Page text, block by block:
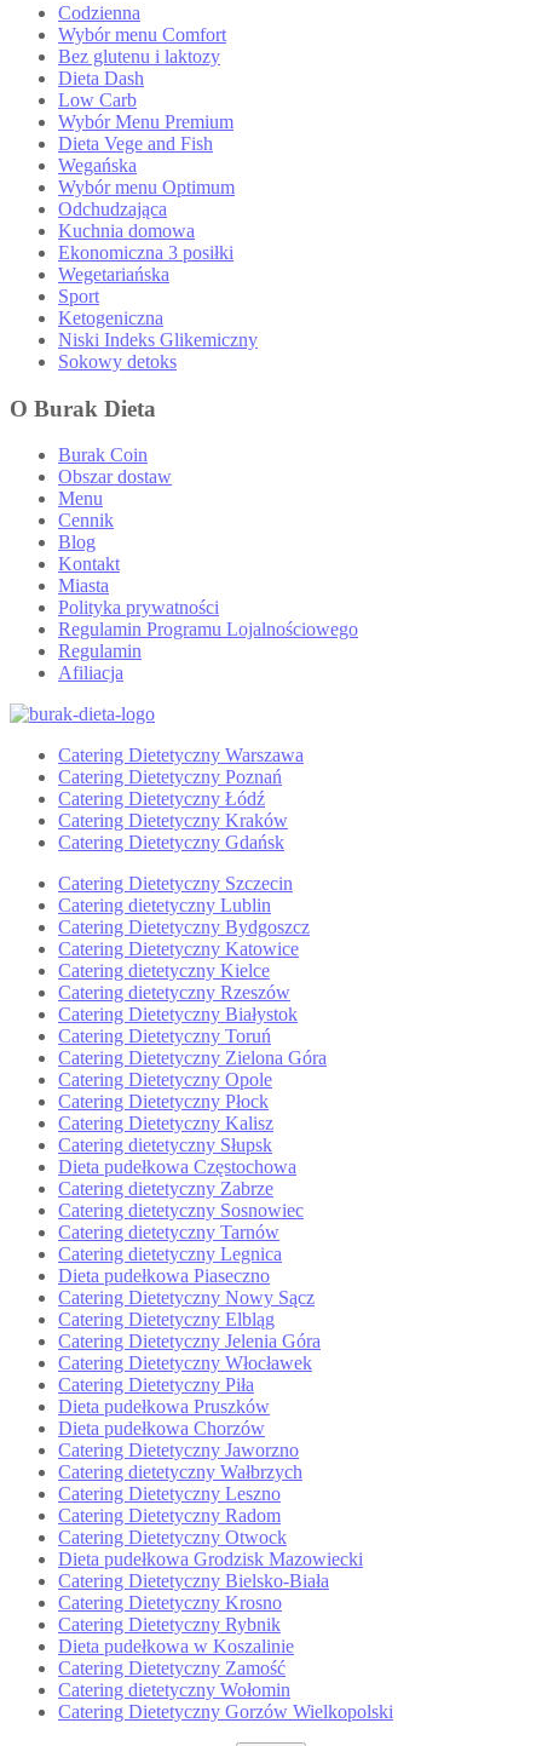
Codzienna
Wybór menu Comfort
Bez glutenu i laktozy
Dieta Dash
Low Carb
Wybór Menu Premium
Dieta Vege and Fish
Wegańska
Wybór menu Optimum
Odchudzająca
Kuchnia domowa
Ekonomiczna 3 posiłki
Wegetariańska
Sport
Ketogeniczna
Niski Indeks Glikemiczny
Sokowy detoks
O Burak Dieta
Burak Coin
Obszar dostaw
Menu
Cennik
Blog
Kontakt
Miasta
Polityka prywatności
Regulamin Programu Lojalnościowego
Regulamin
Afiliacja
Catering Dietetyczny Warszawa
Catering Dietetyczny Poznań
Catering Dietetyczny Łódź
Catering Dietetyczny Kraków
Catering Dietetyczny Gdańsk
Catering Dietetyczny Szczecin
Catering dietetyczny Lublin
Catering Dietetyczny Bydgoszcz
Catering Dietetyczny Katowice
Catering dietetyczny Kielce
Catering dietetyczny Rzeszów
Catering Dietetyczny Białystok
Catering Dietetyczny Toruń
Catering Dietetyczny Zielona Góra
Catering Dietetyczny Opole
Catering Dietetyczny Płock
Catering Dietetyczny Kalisz
Catering dietetyczny Słupsk
Dieta pudełkowa Częstochowa
Catering dietetyczny Zabrze
Catering dietetyczny Sosnowiec
Catering dietetyczny Tarnów
Catering dietetyczny Legnica
Dieta pudełkowa Piaseczno
Catering Dietetyczny Nowy Sącz
Catering Dietetyczny Elbląg
Catering Dietetyczny Jelenia Góra
Catering Dietetyczny Włocławek
Catering Dietetyczny Piła
Dieta pudełkowa Pruszków
Dieta pudełkowa Chorzów
Catering Dietetyczny Jaworzno
Catering dietetyczny Wałbrzych
Catering Dietetyczny Leszno
Catering Dietetyczny Radom
Catering Dietetyczny Otwock
Dieta pudełkowa Grodzisk Mazowiecki
Catering Dietetyczny Bielsko-Biała
Catering Dietetyczny Krosno
Catering Dietetyczny Rybnik
Dieta pudełkowa w Koszalinie
Catering Dietetyczny Zamość
Catering dietetyczny Wołomin
Catering Dietetyczny Gorzów Wielkopolski